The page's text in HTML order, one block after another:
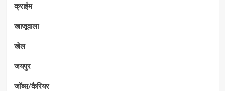
क्राईम
खाजूवाला
खेल
जयपुर
जॉब्स/कैरियर